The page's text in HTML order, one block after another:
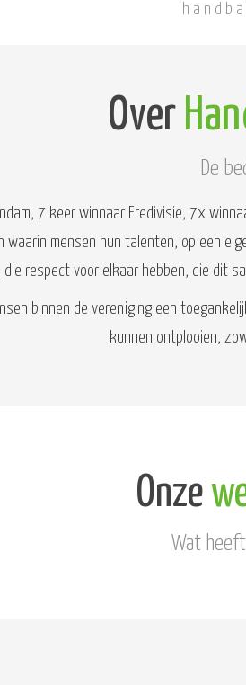
Over
De
7 keer winnaar Eredivisie, 7x
waarin mensen hun talenten, op een
die respect voor elkaar hebben, die dit
binnen de vereniging een
kunnen ontplooien,
Onze
Wat